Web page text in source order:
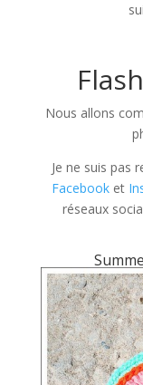
Nous allons
Je ne suis pas
Facebooket
réseaux